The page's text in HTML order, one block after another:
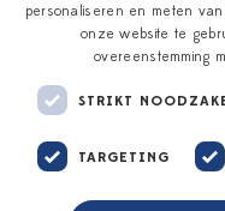
Onze plateelschilders
personaliseren en meten
onze website te
overeenstemming
STRIKT
TARGETING